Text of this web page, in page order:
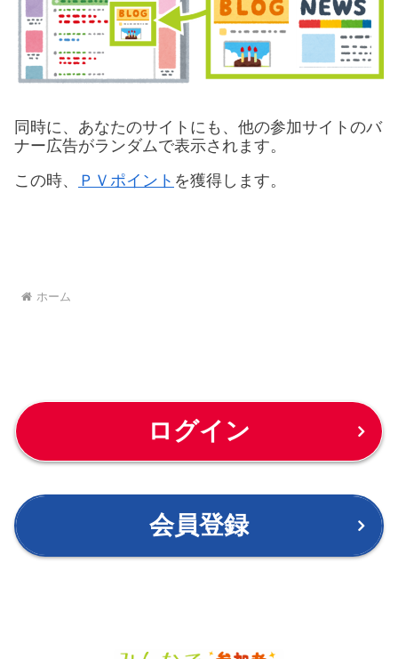
同時に、あなたのサイトにも、他の参加サイトのバ
ナー広告がランダムで表示されます。
この時、
ＰＶポイント を獲得します。
ホーム
ログイン
会員登録